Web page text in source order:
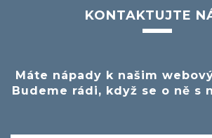
KONTAKTUJTE
Máte nápady k našim
Budeme rádi, když se o ně s